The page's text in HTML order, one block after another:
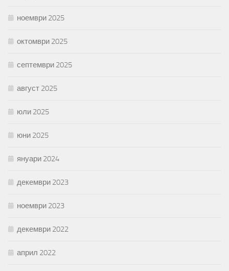
ноември 2025
октомври 2025
септември 2025
август 2025
юли 2025
юни 2025
януари 2024
декември 2023
ноември 2023
декември 2022
април 2022